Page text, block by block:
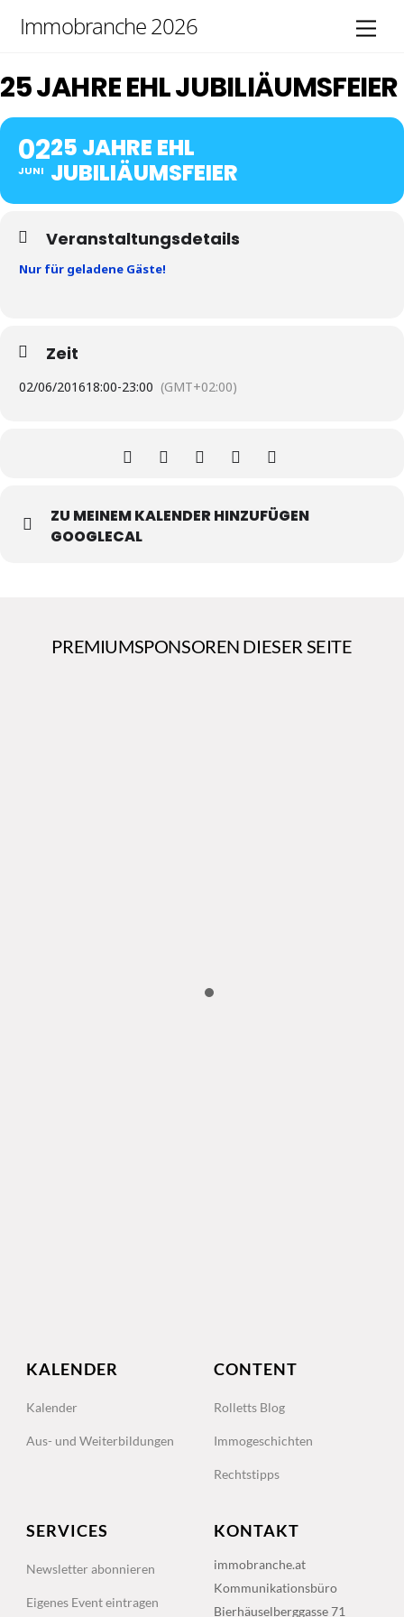
Immobranche 2026
25 JAHRE EHL JUBILIÄUMSFEIER
02
JUNI
25 JAHRE EHL
JUBILIÄUMSFEIER
Veranstaltungsdetails
Nur für geladene Gäste!
Zeit
02/06/201618:00-23:00 (GMT+02:00)
ZU MEINEM KALENDER HINZUFÜGEN
GOOGLECAL
PREMIUMSPONSOREN DIESER SEITE
KALENDER
Kalender
Aus- und Weiterbildungen
CONTENT
Rolletts Blog
Immogeschichten
Rechtstipps
SERVICES
Newsletter abonnieren
Eigenes Event eintragen
KONTAKT
immobranche.at
Kommunikationsbüro
Bierhäuselberggasse 71